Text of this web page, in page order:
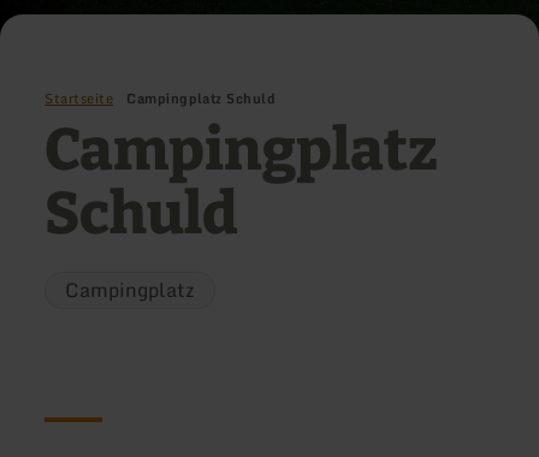
Startseite Campingplatz Schuld
Campingplatz
Schuld
Campingplatz